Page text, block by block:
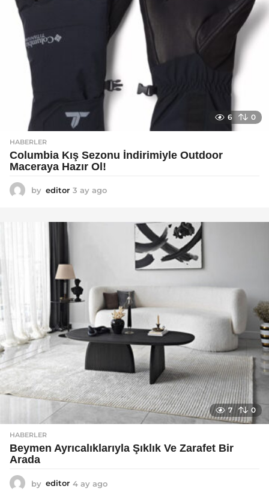
6 0
HABERLER
Columbia Kış Sezonu İndirimiyle Outdoor
Maceraya Hazır Ol!
by editor 3 ay ago
a
7 0
HABERLER
Beymen Ayrıcalıklarıyla Şıklık Ve Zarafet Bir
Arada
by editor 4 ay ago